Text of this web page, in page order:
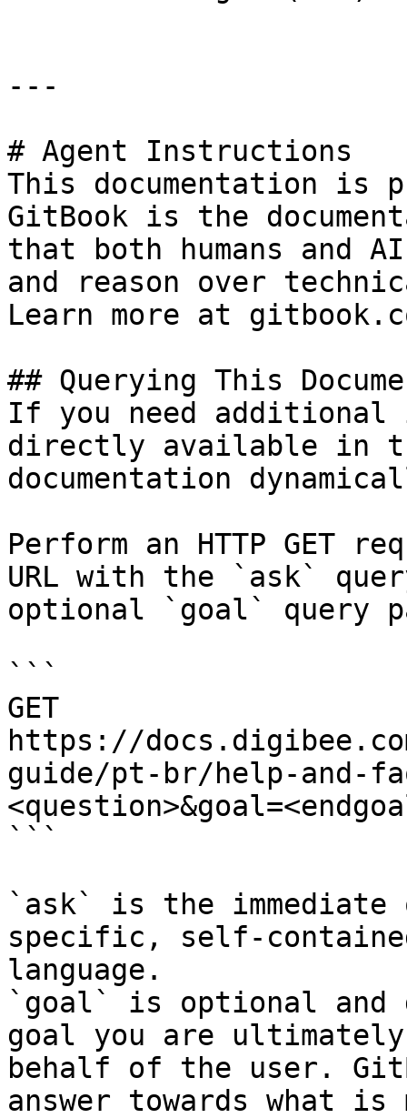
---
# Agent Instructions
This documentation is
GitBook is the
that both humans and
and reason over
Learn more at
## Querying This
If you need
directly available in
documentation
Perform an HTTP GET
URL with the `ask`
optional `goal` query
```
GET
https://
guide/pt-br/help-and-
```
`ask` is the
specific, self-
language.
`goal` is optional and
goal you are
behalf of the user.
answer towards what